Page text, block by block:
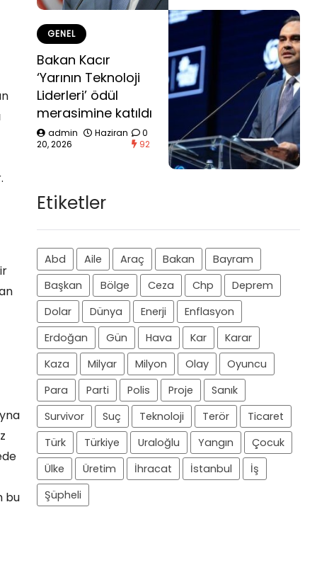
bu
GENEL
Bakan Kacır
‘Yarının Teknoloji
Liderleri’ ödül
merasimine katıldı
admin
Haziran
20, 2026
0
92
Etiketler
Abd Aile Araç Bakan
Bayram
Başkan
Bölge Ceza Chp
Deprem
Dolar
Dünya Enerji
Enflasyon
Erdoğan
Gün Hava Kar
Karar
Kaza
Milyar Milyon Olay
Oyuncu
Para
Parti Polis Proje
Sanık
Survivor
Suç Teknoloji Terör
Ticaret
Türk
Türkiye Uraloğlu Yangın
Çocuk
Ülke
Üretim İhracat İstanbul
İş
Şüpheli